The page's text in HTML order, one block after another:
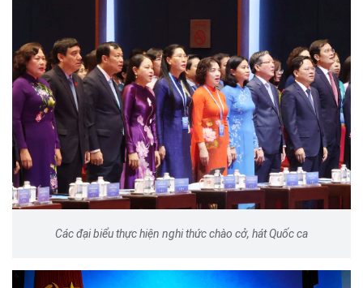
Các đại biểu thực hiện nghi thức chào cở, hát Quốc ca